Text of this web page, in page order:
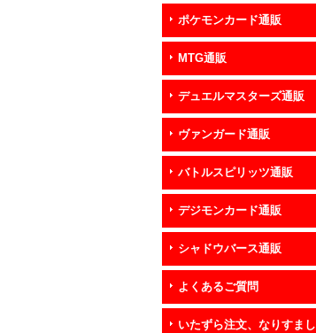
ポケモンカード通販
MTG通販
デュエルマスターズ通販
ヴァンガード通販
バトルスピリッツ通販
デジモンカード通販
シャドウバース通販
よくあるご質問
いたずら注文、なりすまし